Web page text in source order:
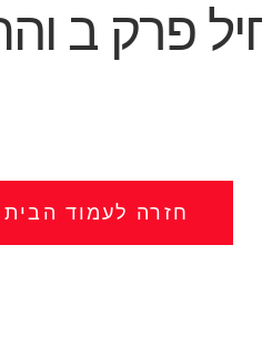
פרק ב
חזרה לעמוד הבית